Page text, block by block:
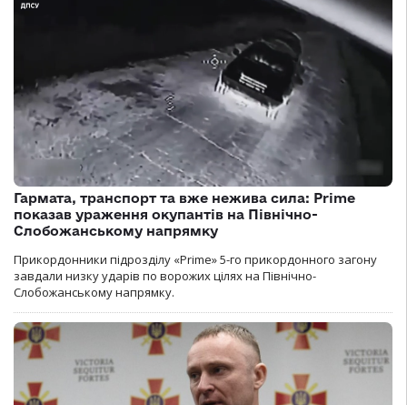
Гармата, транспорт та вже нежива сила: Prime
показав ураження окупантів на Північно-
Слобожанському напрямку
Прикордонники підрозділу «Prime» 5-го прикордонного загону
завдали низку ударів по ворожих цілях на Північно-
Слобожанському напрямку.